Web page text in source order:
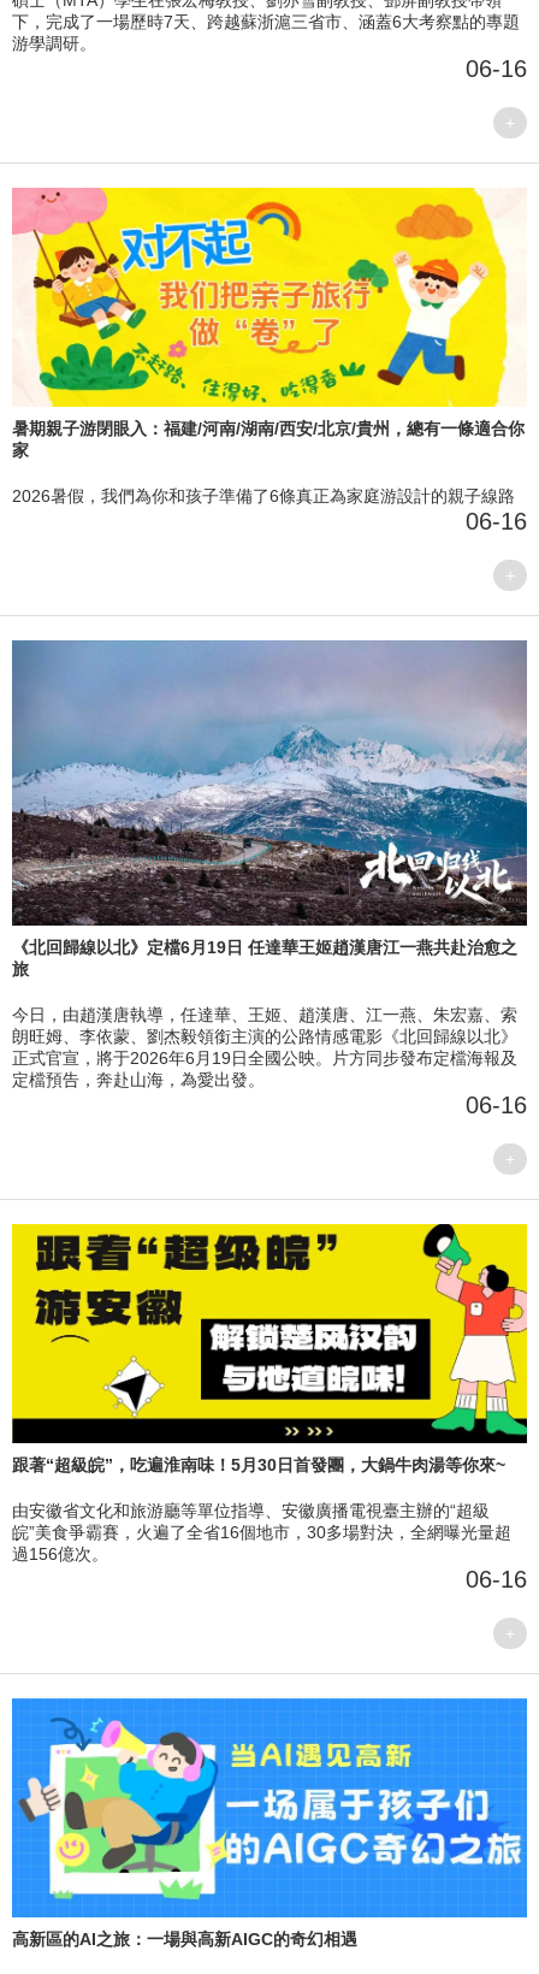
下，完成了一場歷時7天、跨越蘇浙滬三省市、涵蓋6大考察點的專題
游學調研。
06-16
+
暑期親子游閉眼入：福建/河南/湖南/西安/北京/貴州，總有一條適合你
家
2026暑假，我們為你和孩子準備了6條真正為家庭游設計的親子線路
06-16
+
《北回歸線以北》定檔6月19日 任達華王姬趙漢唐江一燕共赴治愈之
旅
今日，由趙漢唐執導，任達華、王姬、趙漢唐、江一燕、朱宏嘉、索
朗旺姆、李依蒙、劉杰毅領銜主演的公路情感電影《北回歸線以北》
正式官宣，將于2026年6月19日全國公映。片方同步發布定檔海報及
定檔預告，奔赴山海，為愛出發。
06-16
+
跟著“超級皖”，吃遍淮南味！5月30日首發團，大鍋牛肉湯等你來~
由安徽省文化和旅游廳等單位指導、安徽廣播電視臺主辦的“超級
皖”美食爭霸賽，火遍了全省16個地市，30多場對決，全網曝光量超
過156億次。
06-16
+
高新區的AI之旅：一場與高新AIGC的奇幻相遇